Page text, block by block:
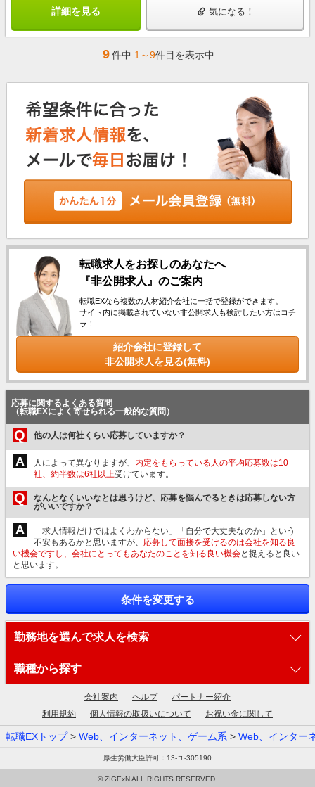
詳細を見る 気になる！
9件中 1～9件目を表示中
転職求人をお探しのあなたへ
『非公開求人』のご案内
転職EXなら複数の人材紹介会社に一括で登録ができます。
サイト内に掲載されていない非公開求人も検討したい方はコチ
ラ！
紹介会社に登録して
非公開求人を見る(無料)
応募に関するよくある質問
（転職EXによく寄せられる一般的な質問）
Q 他の人は何社くらい応募していますか？
A 人によって異なりますが、 内定をもらっている人の平均応募数は10
社、約半数は6社以上受けています。
Q
なんとなくいいなとは思うけど、応募を悩んでるときは応募しない方
がいいですか？
A
「求人情報だけではよくわからない」「自分で大丈夫なのか」という
不安もあるかと思いますが、 応募して面接を受けるのは会社を知る良
い機会ですし、会社にとってもあなたのことを知る良い機会と捉えると良い
と思います。
条件を変更する
勤務地を選んで求人を検索
職種から探す
会社案内 ヘルプ
パートナー紹介
利用規約
個人情報の取扱いについて お祝い金に関して
転職EXトップ> Web、インターネット、ゲーム系 > Web、インター
厚生労働大臣許可：13-ユ-305190
© ZIGExN ALL RIGHTS RESERVED.